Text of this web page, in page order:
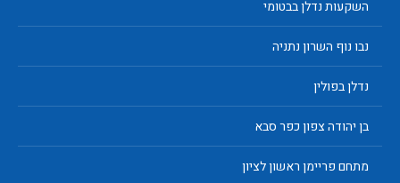
השקעות נדלן בבטומי
נבו נוף השרון נתניה
נדלן בפולין
בן יהודה צפון כפר סבא
מתחם פריימן ראשון לציון